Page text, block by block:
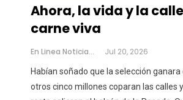
Ahora, la vida y la
carne viva
En Linea Noticias Jul 20, 2026
Habían soñado que la selección
otros cinco millones coparan las calles